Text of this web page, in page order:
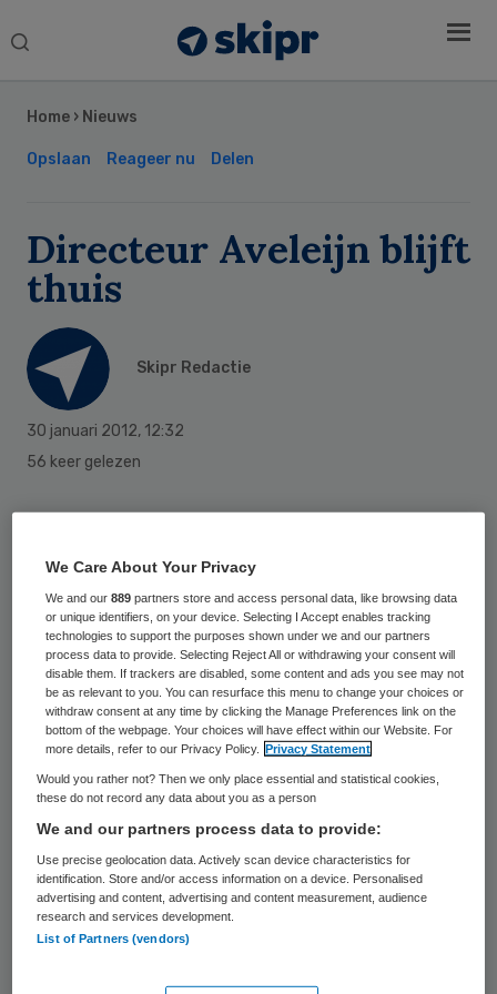
Search
Home › Nieuws
Opslaan Reageer nu Delen
Directeur Aveleijn blijft
thuis
Skipr Redactie
30 januari 2012, 12:32
56 keer gelezen
zorginstelling Aveleijn in Borne (Overijssel) is
maandag niet op zijn werk verschenen. De
directeur blijft thuis totdat een extern
onderzoek naar het reilen en zeilen van de
instelling voor verstandelijk gehandicapten
is afgerond, zo heeft hij laten weten.
Arbeidsconflict
Aveleijnheeft tal van vestigingen in het
oosten van het land. De instelling heeft
2400 cliënten en een kleine 1700
nadat hij kortgeleden onverwacht een
Sidebar
We Care About Your Privacy
We and our889 partners store and access personal data, like browsing data
or unique identifiers, on your device. Selecting I Accept enables tracking
technologies to support the purposes shown under we and our partners
process data to provide. Selecting Reject All or withdrawing your consent will
disable them. If trackers are disabled, some content and ads you see may not
be as relevant to you. You can resurface this menu to change your choices or
withdraw consent at any time by clicking the Manage Preferences link on the
bottom of the webpage. Your choices will have effect within our Website. For
more details, refer to our Privacy Policy.
Privacy Statement
Would you rather not? Then we only place essential and statistical cookies,
these do not record any data about you as a person
We and our partners process data to provide:
Use precise geolocation data. Actively scan device characteristics for
identification. Store and/or access information on a device. Personalised
advertising and content, advertising and content measurement, audience
research and services development.
List of Partners (vendors)